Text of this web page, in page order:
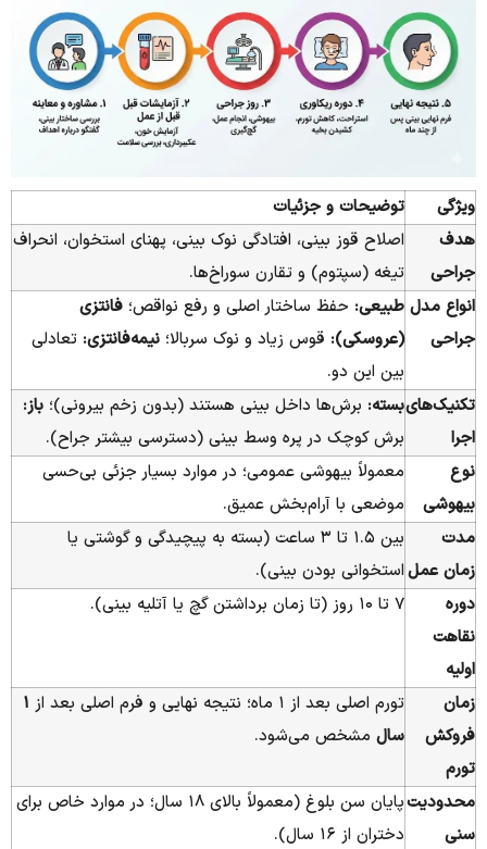
ویژگی
توضیحات و جزئیات
هدف
جراحی
اصلاح قوز بینی، افتادگی نوک بینی، پهنای استخوان، انحراف
تیغه (سپتوم) و تقارن سوراخ‌ها.
انواع مدل
جراحی
طبیعی: حفظ ساختار اصلی و رفع نواقص؛ فانتزی
(عروسکی): قوس زیاد و نوک سربالا؛ نیمه‌فانتزی: تعادلی
بین این دو.
تکنیک‌های
اجرا
بسته: برش‌ها داخل بینی هستند (بدون زخم بیرونی)؛ باز:
برش کوچک در پره وسط بینی (دسترسی بیشتر جراح).
نوع
بیهوشی
معمولاً بیهوشی عمومی؛ در موارد بسیار جزئی بی‌حسی
موضعی با آرام‌بخش عمیق.
مدت
زمان عمل
بین ۱.۵ تا ۳ ساعت (بسته به پیچیدگی و گوشتی یا
استخوانی بودن بینی).
دوره
نقاهت
اولیه
۷ تا ۱۰ روز (تا زمان برداشتن گچ یا آتلیه بینی).
زمان
فروکش
تورم
تورم اصلی بعد از ۱ ماه؛ نتیجه نهایی و فرم اصلی بعد از
۱
سال مشخص می‌شود.
محدودیت
سنی
پایان سن بلوغ (معمولاً بالای ۱۸ سال؛ در موارد خاص برای
دختران از ۱۶ سال).